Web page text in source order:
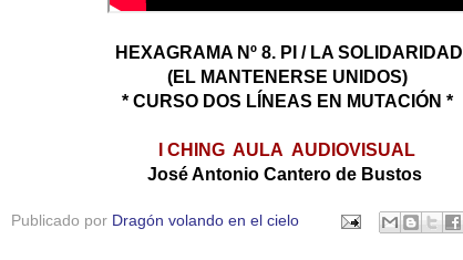
HEXAGRAMA Nº 8. PI / LA SOLIDARIDAD
(EL MANTENERSE UNIDOS)
* CURSO DOS LÍNEAS EN MUTACIÓN *
I CHING AULA AUDIOVISUAL
José Antonio Cantero de Bustos
Publicado por Dragón volando en el cielo